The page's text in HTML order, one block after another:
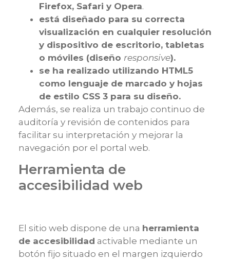
Firefox, Safari y Opera.
está diseñado para su correcta
visualización en cualquier resolución
y dispositivo de escritorio, tabletas
o móviles (diseño responsive).
se ha realizado utilizando HTML5
como lenguaje de marcado y hojas
de estilo CSS 3 para su diseño.
Además, se realiza un trabajo continuo de
auditoría y revisión de contenidos para
facilitar su interpretación y mejorar la
navegación por el portal web.
Herramienta de
accesibilidad web
El sitio web dispone de una herramienta
de accesibilidad activable mediante un
botón fijo situado en el margen izquierdo